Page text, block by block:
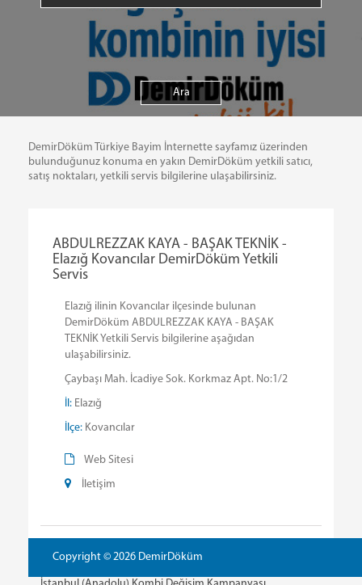
DemirDöküm Türkiye Bayim İnternette sayfamız üzerinden
bulunduğunuz konuma en yakın DemirDöküm yetkili satıcı,
satış noktaları, yetkili servis bilgilerine ulaşabilirsiniz.
ABDULREZZAK KAYA - BAŞAK TEKNİK -
Elazığ Kovancılar DemirDöküm Yetkili
Servis
Elazığ ilinin Kovancılar ilçesinde bulunan
DemirDöküm ABDULREZZAK KAYA - BAŞAK
TEKNİK Yetkili Servis bilgilerine aşağıdan
ulaşabilirsiniz.
Çaybaşı Mah. İcadiye Sok. Korkmaz Apt. No:1/2
İl: Elazığ
İlçe: Kovancılar
Web Sitesi
İletişim
Copyright © 2026 DemirDöküm